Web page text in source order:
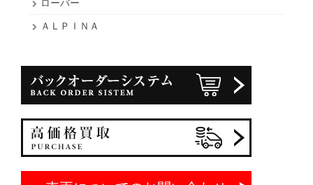
ローバー
ＡＬＰＩＮＡ